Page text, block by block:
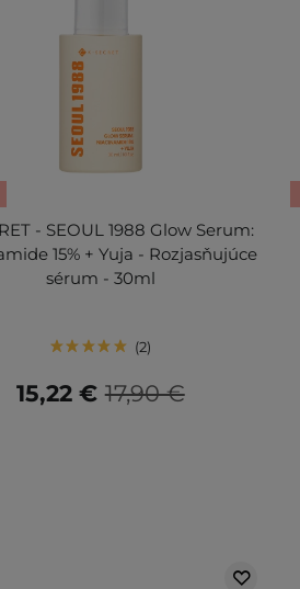
- SEOUL 1988 Glow Serum:
15% + Yuja - Rozjasňujúce
sérum - 30ml
2
17,90 €
15,22 €